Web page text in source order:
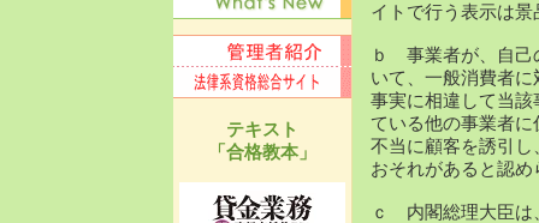
テキスト
「合格教本」
イトで行う表示は
ｂ 事業者が、自己
いて、一般消費者
事実に相違して当
ている他の事業者
不当に顧客を誘引
おそれがあると認
ｃ 内閣総理大臣は